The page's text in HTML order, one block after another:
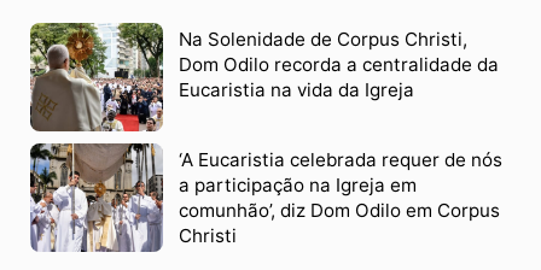
Na Solenidade de Corpus Christi,
Dom Odilo recorda a centralidade da
Eucaristia na vida da Igreja
‘A Eucaristia celebrada requer de nós
a participação na Igreja em
comunhão’, diz Dom Odilo em Corpus
Christi